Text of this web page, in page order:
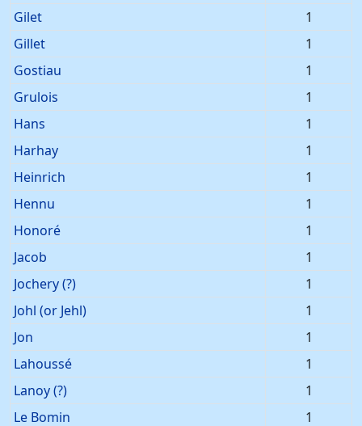
Gilet
1
Gillet
1
Gostiau
1
Grulois
1
Hans
1
Harhay
1
Heinrich
1
Hennu
1
Honoré
1
Jacob
1
Jochery (?)
1
Johl (or Jehl)
1
Jon
1
Lahoussé
1
Lanoy (?)
1
Le Bomin
1